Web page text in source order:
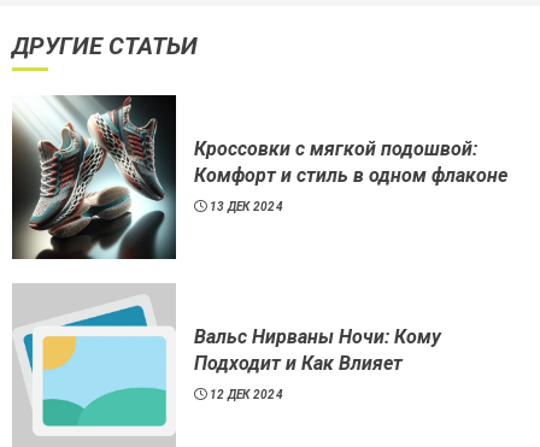
ДРУГИЕ СТАТЬИ
Кроссовки с мягкой подошвой:
Комфорт и стиль в одном флаконе
13 ДЕК 2024
Вальс Нирваны Ночи: Кому
Подходит и Как Влияет
12 ДЕК 2024